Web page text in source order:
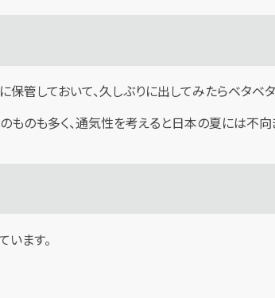
しておいて、久しぶりに出してみたらベタベ
のも多く、通気性を考えると日本の夏には不向
ます。